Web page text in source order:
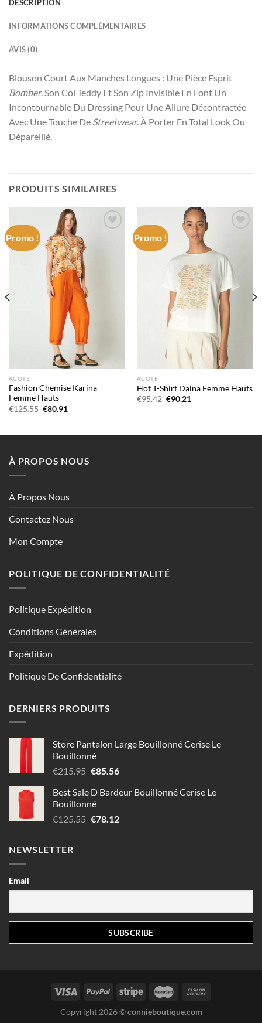
DESCRIPTION
INFORMATIONS COMPLÉMENTAIRES
AVIS (0)
Blouson CourtAux Manches Longues : Une Pièce Esprit
Bomber.Son Col Teddy Et Son Zip Invisible En Font Un
Incontournable Du Dressing Pour Une Allure Décontractée
Avec Une Touche De Streetwear. À Porter En Total Look Ou
Dépareillé.
PRODUITS SIMILAIRES
Promo !
ACOTÉ
Fashion Chemise Karina
Femme Hauts
€125.55 Le
€80.91
Promo !
ACOTÉ
Hot T-Shirt Daina Femme Hauts
€95.42 Le
€90.21Le
À PROPOS NOUS
À Propos Nous
Contactez Nous
Mon Compte
POLITIQUE DE CONFIDENTIALITÉ
Politique Expédition
Conditions Générales
Expédition
Politique De Confidentialité
DERNIERS PRODUITS
Store Pantalon Large Bouillonné Cerise Le
Bouillonné
€215.95 Le
initial
était :
€215.95.
€85.56Le
actuel
€85.56.
Best Sale D Bardeur Bouillonné Cerise Le
Bouillonné
€125.55 Le
€78.12Le
NEWSLETTER
Email
Copyright 2026 ©connieboutique.com